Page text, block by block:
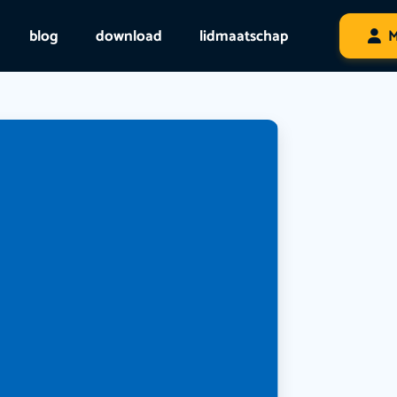
blog download lidmaatschap